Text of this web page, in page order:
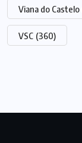
Viana do Castelo
VSC (360)